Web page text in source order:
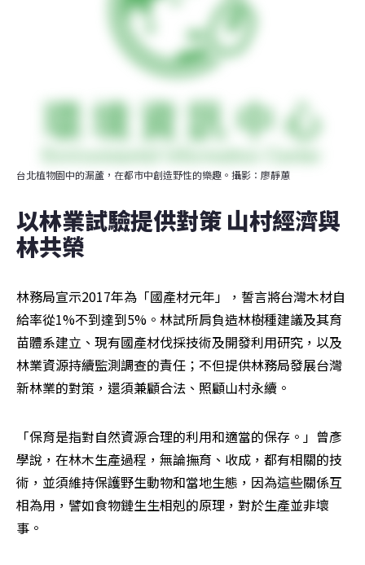
台北植物園中的漏蘆，在都市中創造野性的樂趣。攝影：廖靜蕙
以林業試驗提供對策 山村經濟與
林共榮
林務局宣示2017年為「國產材元年」，誓言將台灣木材自
給率從1%不到達到5%。林試所肩負造林樹種建議及其育
苗體系建立、現有國產材伐採技術及開發利用研究，以及
林業資源持續監測調查的責任；不但提供林務局發展台灣
新林業的對策，還須兼顧合法、照顧山村永續。
「保育是指對自然資源合理的利用和適當的保存。」曾彥
學說，在林木生產過程，無論撫育、收成，都有相關的技
術，並須維持保護野生動物和當地生態，因為這些關係互
相為用，譬如食物鏈生生相剋的原理，對於生產並非壞
事。